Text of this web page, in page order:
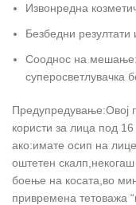
Извонредна
Безбедни
Сооднос на мешање:
суперосветлувачка
Предупредување:Овој
користи за лица под 16
ако:имате осип на
оштетен
боење на косата,во
привремена тетоважа